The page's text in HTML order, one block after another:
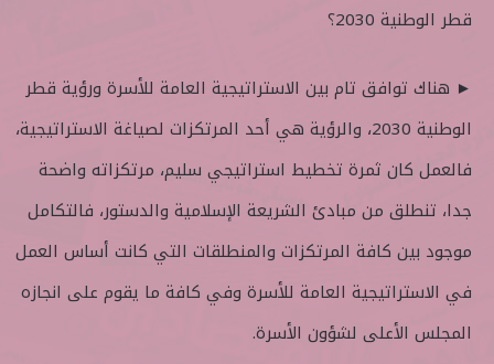
قطر الوطنية 2030؟
► هناك توافق تام بين الاستراتيجية العامة للأسرة ورؤية قطر
الوطنية 2030، والرؤية هي أحد المرتكزات لصياغة الاستراتيجية،
فالعمل كان ثمرة تخطيط استراتيجي سليم، مرتكزاته واضحة
جدا، تنطلق من مبادئ الشريعة الإسلامية والدستور، فالتكامل
موجود بين كافة المرتكزات والمنطلقات التي كانت أساس العمل
في الاستراتيجية العامة للأسرة وفي كافة ما يقوم على انجازه
المجلس الأعلى لشؤون الأسرة.